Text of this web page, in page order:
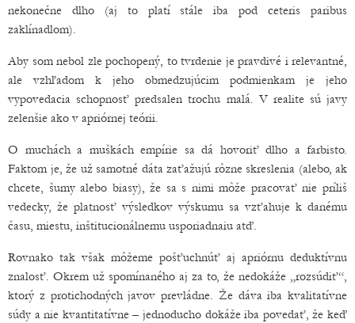
nekonečne dlho (aj to platí stále iba pod ceteris paribus
zaklínadlom).
Aby som nebol zle pochopený, to tvrdenie je pravdivé i relevantné,
ale vzhľadom k jeho obmedzujúcim podmienkam je jeho
vypovedacia schopnosť predsalen trochu malá. V realite sú javy
zelenšie ako v apriórnej teórii.
O muchách a muškách empírie sa dá hovoriť dlho a farbisto.
Faktom je, že už samotné dáta zaťažujú rôzne skreslenia (alebo, ak
chcete, šumy alebo biasy), že sa s nimi môže pracovať nie príliš
vedecky, že platnosť výsledkov výskumu sa vzťahuje k danému
času, miestu, inštitucionálnemu usporiadnaiu atď.
Rovnako tak však môžeme pošťuchnúť aj apriórnu deduktívnu
znalosť. Okrem už spomínaného aj za to, že nedokáže „rozsúdiť“,
ktorý z protichodných javov prevládne. Že dáva iba kvalitatívne
súdy a nie kvantitatívne – jednoducho dokáže iba povedať, že keď